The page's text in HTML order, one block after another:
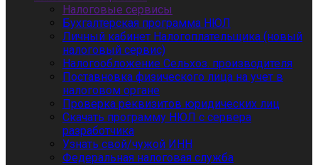
Налоговые сервисы
Бухгалтерская программа НЮЛ
Личный кабинет Налогоплательщика (новый
налоговый сервис)
Налогообложение Сельхоз. производителя
Поставновка физического лица на учет в
налоговом органе
Проверка реквизитов юридических лиц
Скачать программу НЮЛ с сервера
разработчика
Узнать свой/чужой ИНН
Федеральная налоговая служба